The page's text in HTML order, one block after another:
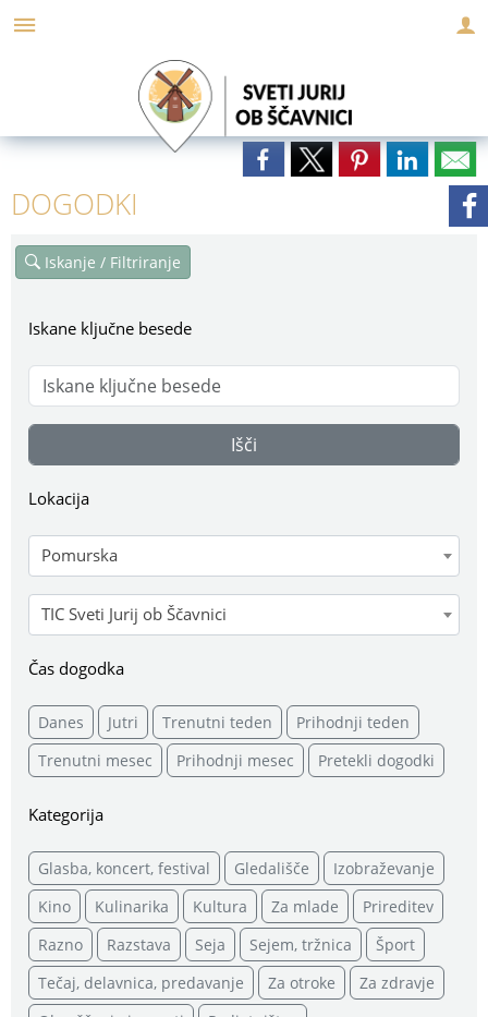
DOGODKI
Iskanje / Filtriranje
Iskane ključne besede
Išči
Lokacija
Pomurska
TIC Sveti Jurij ob Ščavnici
Čas dogodka
Danes Jutri Trenutni teden
Prihodnji teden
Trenutni mesec
Prihodnji mesec Pretekli dogodki
Kategorija
Glasba, koncert, festival Gledališče
Izobraževanje
Kino
Kulinarika Kultura Za mlade
Prireditev
Razno
Razstava Seja Sejem, tržnica
Šport
Tečaj, delavnica, predavanje
Za otroke
Za zdravje
Za pričetek iskanja kliknite na puščico >